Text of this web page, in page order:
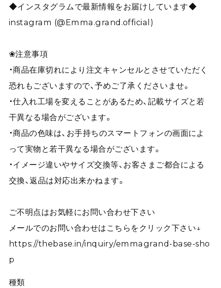
◆インスタグラムで最新情報をお届けしています◆
instagram (@Emma.grand.official)
❀注意事項
・商品在庫切れにより注文キャンセルとさせていただく
恐れもございますので、予めご了承くださいませ。
・仕入れ工場を変えることがあるため、記載サイズと若
干異なる場合がございます。
・商品の色味は、お手持ちのスマートフォンの画面によ
って実物と若干異なる場合がございます。
・イメージ違いやサイズ交換等、お客さまご都合による
交換、返品は対応出来かねます。
ご不明点はお気軽にお問い合わせ下さい
メールでのお問い合わせはこちらをクリック下さい↓
https://thebase.in/inquiry/emmagrand-base-sho
p
種類